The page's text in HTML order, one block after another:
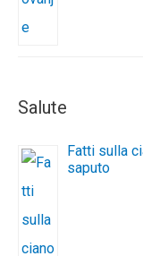
Salute
Fatti sulla
saputo